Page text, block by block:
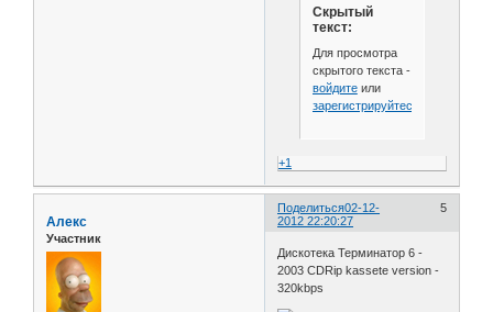
Скрытый
текст:
Для просмотра
скрытого текста -
войдитеили
зарегистрируйтесь
+1
Поделиться 5
02-12-
2012 22:20:27
Алекс
Участник
Дискотека Терминатор 6 -
2003 CDRip kassete version -
320kbps